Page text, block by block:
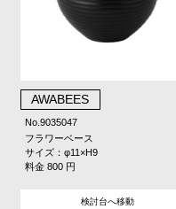
AWABEES
No.9035047
フラワーベース
サイズ：φ11×H9
料金 800 円
検討台へ移動